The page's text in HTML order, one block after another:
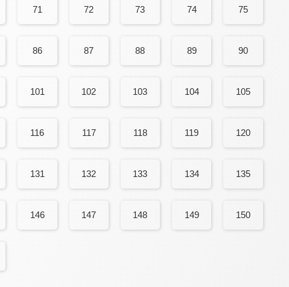
71 72 73 74 75
86 87 88 89 90
101 102 103 104 105
116 117 118 119 120
131 132 133 134 135
146 147 148 149 150